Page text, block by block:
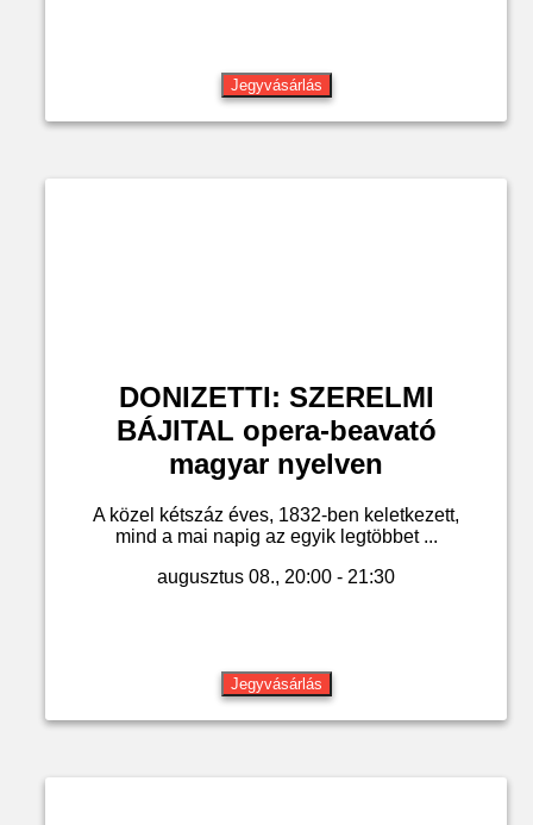
Jegyvásárlás
DONIZETTI: SZERELMI
BÁJITAL opera-beavató
magyar nyelven
A közel kétszáz éves, 1832-ben keletkezett,
mind a mai napig az egyik legtöbbet ...
augusztus 08., 20:00 - 21:30
Jegyvásárlás